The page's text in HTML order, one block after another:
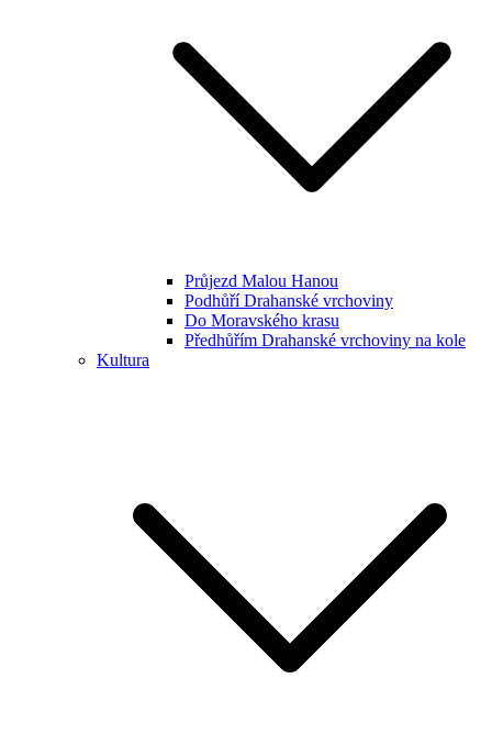
Průjezd Malou Hanou
Podhůří Drahanské vrchoviny
Do Moravského krasu
Předhůřím Drahanské vrchoviny na kole
Kultura